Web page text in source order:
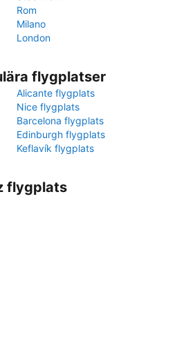
Rom
Milano
London
flygplatser
Alicante flygplats
Nice flygplats
Barcelona flygplats
Edinburgh flygplats
Keflavík flygplats
flygplats